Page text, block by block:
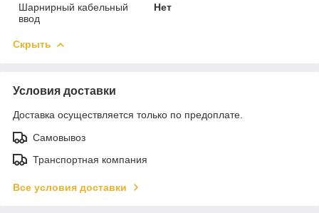
Шарнирный кабельный
ввод
Нет
Скрыть
Условия доставки
Доставка осуществляется только по предоплате.
Самовывоз
Транспортная компания
Все условия доставки